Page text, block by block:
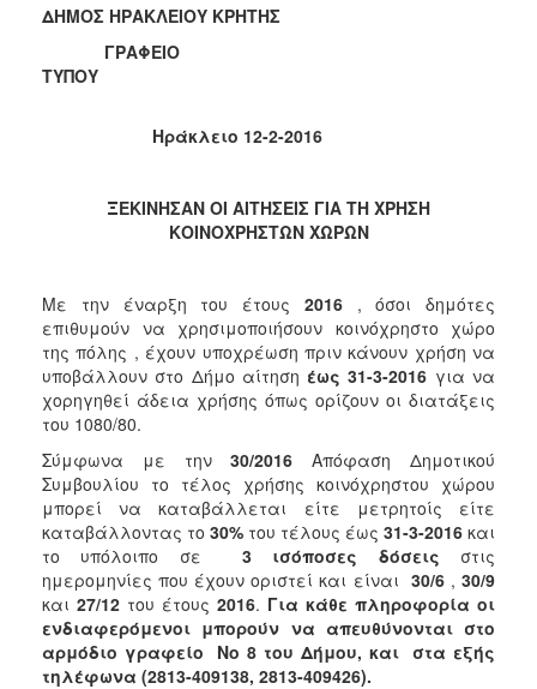
2019
2015
2011
2010
2006
ΤΟΠΟΣ
ΠΟΛΙΤΙΣΜΟΣ
ΑΝΘΕΚΤΙΚΗ
ΠΟΛΗ
ΔΗΜΟΣ ΗΡΑΚΛΕΙΟΥ ΚΡΗΤΗΣ
ΓΡΑΦΕΙΟ
ΤΥΠΟΥ
Ηράκλειο 12-2-2016
ΞΕΚΙΝΗΣΑΝ ΟΙ ΑΙΤΗΣΕΙΣ ΓΙΑ ΤΗ ΧΡΗΣΗ
ΚΟΙΝΟΧΡΗΣΤΩΝ ΧΩΡΩΝ
Με την έναρξη του έτους 2016, όσοι δημότες
επιθυμούν να χρησιμοποιήσουν κοινόχρηστο χώρο
της πόλης , έχουν υποχρέωση πριν κάνουν χρήση να
υποβάλλουν στο Δήμο αίτηση έως 31-3-2016 για να
χορηγηθεί άδεια χρήσης όπως ορίζουν οι διατάξεις
του 1080/80.
Σύμφωνα με την30/2016 Απόφαση Δημοτικού
Συμβουλίου το τέλος χρήσης κοινόχρηστου χώρου
μπορεί να καταβάλλεται είτε μετρητοίς είτε
καταβάλλοντας το 30% του τέλους έως 31-3-2016 και
το υπόλοιπο σε3 ισόποσες δόσεις στις
ημερομηνίες που έχουν οριστεί και είναι 30/6,30/9
και 27/12 του έτους 2016. Για κάθε πληροφορία οι
ενδιαφερόμενοι μπορούν να απευθύνονται στο
αρμόδιο γραφείο Νο 8 του Δήμου, και στα εξής
τηλέφωνα (2813-409138, 2813-409426).